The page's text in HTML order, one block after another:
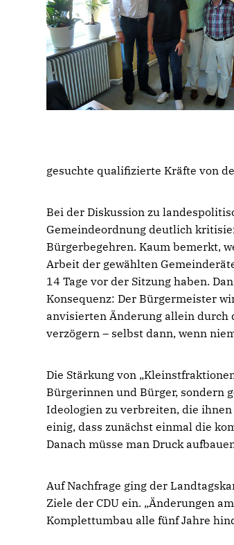
gesuchte qualifizierte Kräfte von
Bei der Diskussion zu
Gemeindeordnung deutlich
Bürgerbegehren. Kaum bemerkt,
Arbeit der gewählten
14 Tage vor der Sitzung haben.
Konsequenz: Der Bürgermeister
anvisierten Änderung allein durch
verzögern – selbst dann, wenn
Die Stärkung von
Bürgerinnen und Bürger, sondern
Ideologien zu verbreiten, die
einig, dass zunächst einmal die
Danach müsse man Druck
Auf Nachfrage ging der
Ziele der CDU ein. „Änderungen
Komplettumbau alle fünf Jahre